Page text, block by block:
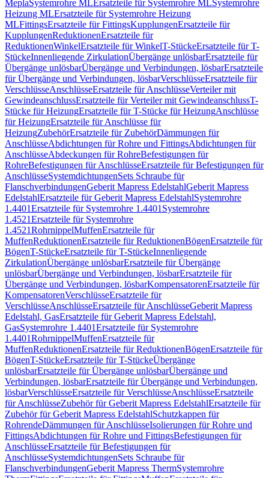
MeplaSystemrohre MLErsatzteile für Systemrohre MLSystemrohre
Heizung MLErsatzteile für Systemrohre Heizung
MLFittingsErsatzteile für FittingsKupplungenErsatzteile für
KupplungenReduktionenErsatzteile für
ReduktionenWinkelErsatzteile für WinkelT-StückeErsatzteile für T-
StückeInnenliegende ZirkulationÜbergänge unlösbarErsatzteile für
Übergänge unlösbarÜbergänge und Verbindungen, lösbarErsatzteile
für Übergänge und Verbindungen, lösbarVerschlüsseErsatzteile für
VerschlüsseAnschlüsseErsatzteile für AnschlüsseVerteiler mit
GewindeanschlussErsatzteile für Verteiler mit GewindeanschlussT-
Stücke für HeizungErsatzteile für T-Stücke für HeizungAnschlüsse
für HeizungErsatzteile für Anschlüsse für
HeizungZubehörErsatzteile für ZubehörDämmungen für
AnschlüsseAbdichtungen für Rohre und FittingsAbdichtungen für
AnschlüsseAbdeckungen für RohreBefestigungen für
RohreBefestigungen für AnschlüsseErsatzteile für Befestigungen für
AnschlüsseSystemdichtungenSets Schraube für
FlanschverbindungenGeberit Mapress EdelstahlGeberit Mapress
EdelstahlErsatzteile für Geberit Mapress EdelstahlSystemrohre
1.4401Ersatzteile für Systemrohre 1.4401 Systemrohre
1.4521Ersatzteile für Systemrohre
1.4521RohrnippelMuffenErsatzteile für
MuffenReduktionenErsatzteile für ReduktionenBögenErsatzteile für
BögenT-StückeErsatzteile für T-StückeInnenliegende
ZirkulationÜbergänge unlösbarErsatzteile für Übergänge
unlösbarÜbergänge und Verbindungen, lösbarErsatzteile für
Übergänge und Verbindungen, lösbarKompensatorenErsatzteile für
KompensatorenVerschlüsseErsatzteile für
VerschlüsseAnschlüsseErsatzteile für AnschlüsseGeberit Mapress
Edelstahl, GasErsatzteile für Geberit Mapress Edelstahl,
GasSystemrohre 1.4401Ersatzteile für Systemrohre
1.4401RohrnippelMuffenErsatzteile für
MuffenReduktionenErsatzteile für ReduktionenBögenErsatzteile für
BögenT-StückeErsatzteile für T-StückeÜbergänge
unlösbarErsatzteile für Übergänge unlösbarÜbergänge und
Verbindungen, lösbarErsatzteile für Übergänge und Verbindungen,
lösbarVerschlüsseErsatzteile für VerschlüsseAnschlüsseErsatzteile
für AnschlüsseZubehör für Geberit Mapress EdelstahlErsatzteile für
Zubehör für Geberit Mapress EdelstahlSchutzkappen für
RohrendeDämmungen für AnschlüsseIsolierungen für Rohre und
FittingsAbdichtungen für Rohre und FittingsBefestigungen für
AnschlüsseErsatzteile für Befestigungen für
AnschlüsseSystemdichtungenSets Schraube für
FlanschverbindungenGeberit Mapress ThermSystemrohre